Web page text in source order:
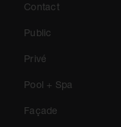
Contact
Public
Privé
Pool + Spa
Façade